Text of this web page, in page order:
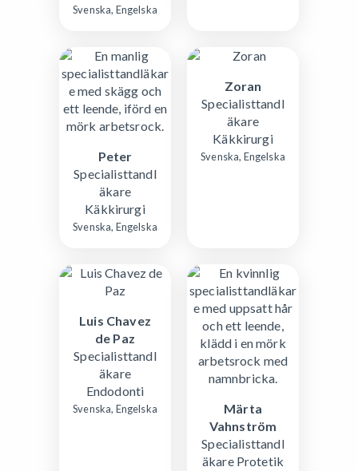
Svenska, Engelska
Peter
Specialisttandl
äkare
Käkkirurgi
Svenska, Engelska
Zoran
Specialisttandl
äkare
Käkkirurgi
Svenska, Engelska
Luis Chavez
de Paz
Specialisttandl
äkare
Endodonti
Svenska, Engelska
Märta
Vahnström
Specialisttandl
äkare Protetik